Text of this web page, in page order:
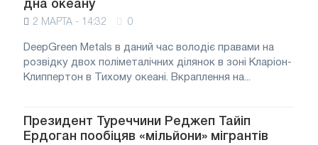
дна океану
2 МАРТА - 14:32 0
DeepGreen Metals в даний час володіє правами на
розвідку двох поліметалічних ділянок в зоні Кларіон-
Клиппертон в Тихому океані. Вкраплення на...
Президент Туреччини Реджеп Тайіп
Ердоган пообіцяв «мільйони» мігрантів